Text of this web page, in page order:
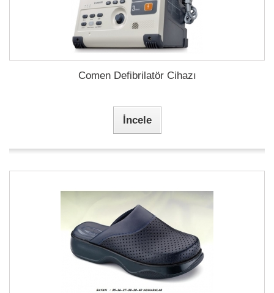
Comen Defibrilatör Cihazı
İncele